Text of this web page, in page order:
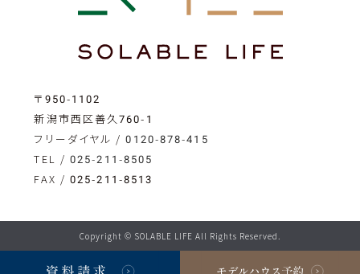
〒950-1102
新潟市西区善久760-1
フリーダイヤル /0120-878-415
TEL /025-211-8505
FAX / 025-211-8513
Copyright © SOLABLE LIFE All Rights Reserved.